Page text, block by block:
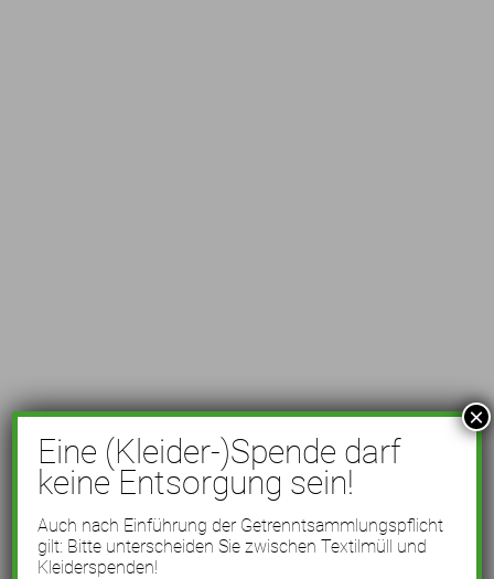
Eine (Kleider-)Spende darf
keine Entsorgung sein!
Auch nach Einführung der Getrenntsammlungspflicht
gilt: Bitte unterscheiden Sie zwischen Textilmüll und
Kleiderspenden!
×